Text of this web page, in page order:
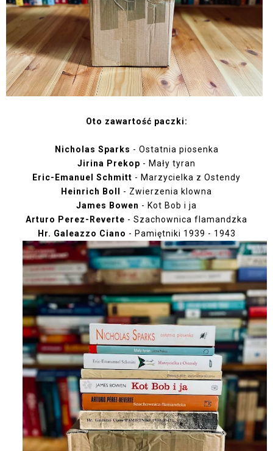
Oto zawartość paczki:
Nicholas Sparks - Ostatnia piosenka
Jirina Prekop - Mały tyran
Eric-Emanuel Schmitt - Marzycielka z Ostendy
Heinrich Boll
- Zwierzenia klowna
James Bowen - Kot Bob i ja
Arturo Perez-Reverte - Szachownica flamandzka
Hr. Galeazzo Ciano - Pamiętniki 1939 - 1943